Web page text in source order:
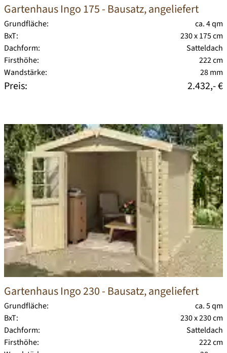
Gartenhaus Ingo 175- Bausatz, angeliefert
Grundfläche:
ca. 4 qm
BxT:
230 x 175 cm
Dachform:
Satteldach
Firsthöhe:
222 cm
Wandstärke:
28 mm
Preis: 2.432,- €
Gartenhaus Ingo 230- Bausatz, angeliefert
Grundfläche:
ca. 5 qm
BxT:
230 x 230 cm
Dachform:
Satteldach
Firsthöhe:
222 cm